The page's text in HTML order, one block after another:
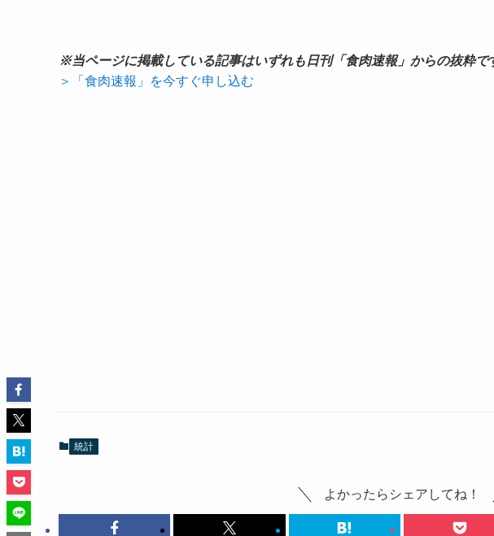
※当ページに掲載している記事はいずれも日刊「食肉速報」からの抜粋で
＞「食肉速報」を今すぐ申し込む
統計
よかったらシェアしてね！